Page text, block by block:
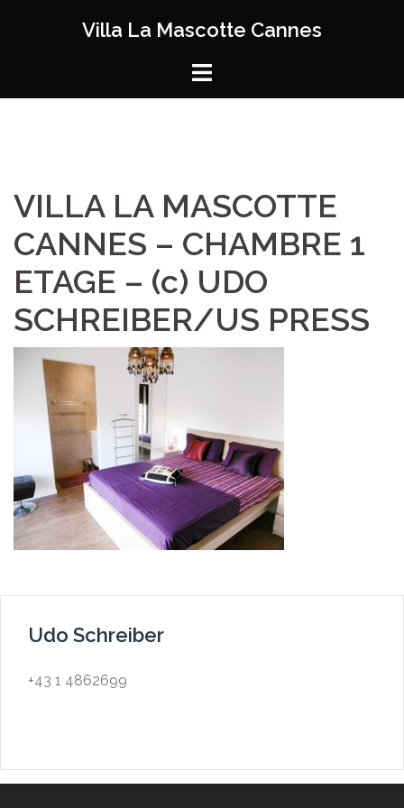
Villa La Mascotte Cannes
VILLA LA MASCOTTE
CANNES – CHAMBRE 1
ETAGE – (c) UDO
SCHREIBER/US PRESS
Udo Schreiber
+43 1 4862699